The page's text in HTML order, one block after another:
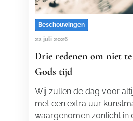
Beschouwingen
22 juli 2026
Drie redenen om niet
Gods tijd
Wij zullen de dag voor
met een extra uur
waargenomen zonlicht in